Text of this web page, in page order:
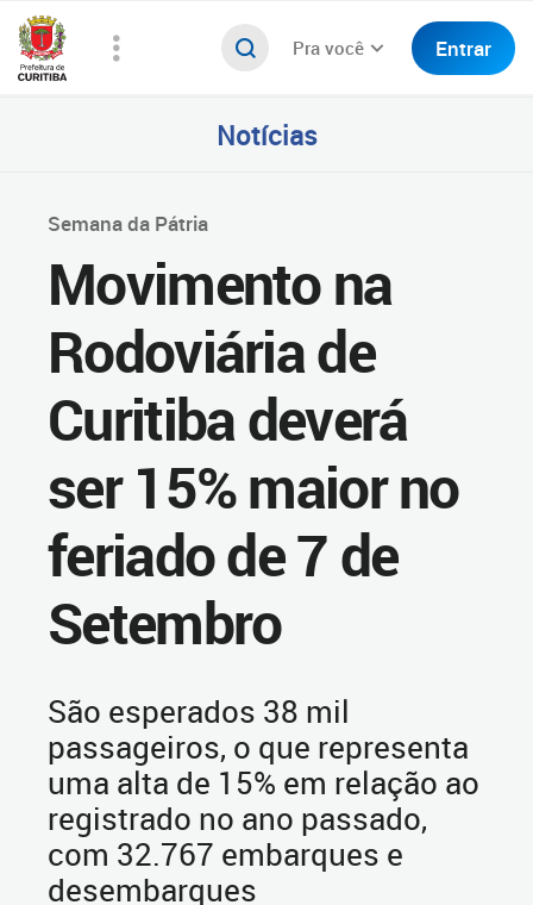
Pra você Entrar
Notícias
Semana da Pátria
Movimento na
Rodoviária de
Curitiba deverá
ser 15% maior no
feriado de 7 de
Setembro
São esperados 38 mil
passageiros, o que representa
uma alta de 15% em relação ao
registrado no ano passado,
com 32.767 embarques e
desembarques